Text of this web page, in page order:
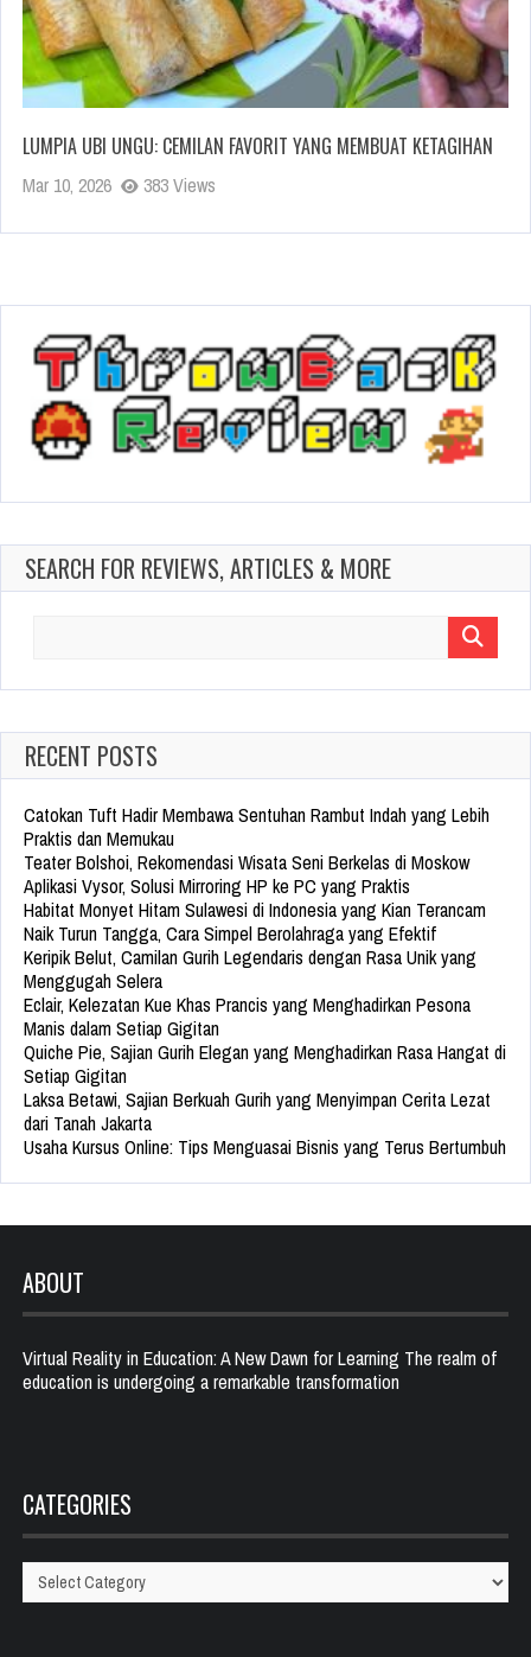
LUMPIA UBI UNGU: CEMILAN FAVORIT YANG MEMBUAT KETAGIHAN
Mar 10, 2026 383 Views
SEARCH FOR REVIEWS, ARTICLES & MORE
RECENT POSTS
Catokan Tuft Hadir Membawa Sentuhan Rambut Indah yang Lebih
Praktis dan Memukau
Teater Bolshoi, Rekomendasi Wisata Seni Berkelas di Moskow
Aplikasi Vysor, Solusi Mirroring HP ke PC yang Praktis
Habitat Monyet Hitam Sulawesi di Indonesia yang Kian Terancam
Naik Turun Tangga, Cara Simpel Berolahraga yang Efektif
Keripik Belut, Camilan Gurih Legendaris dengan Rasa Unik yang
Menggugah Selera
Eclair, Kelezatan Kue Khas Prancis yang Menghadirkan Pesona
Manis dalam Setiap Gigitan
Quiche Pie, Sajian Gurih Elegan yang Menghadirkan Rasa Hangat di
Setiap Gigitan
Laksa Betawi, Sajian Berkuah Gurih yang Menyimpan Cerita Lezat
dari Tanah Jakarta
Usaha Kursus Online: Tips Menguasai Bisnis yang Terus Bertumbuh
ABOUT
Virtual Reality in Education: A New Dawn for Learning The realm of
education is undergoing a remarkable transformation
CATEGORIES
Categories